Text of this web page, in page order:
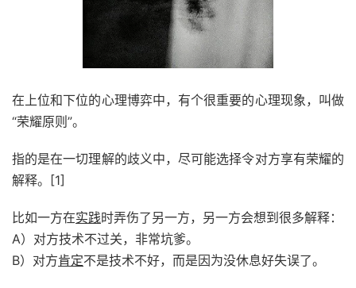
在上位和下位的心理博弈中，有个很重要的心理现象，叫做
“荣耀原则”。
指的是在一切理解的歧义中，尽可能选择令对方享有荣耀的
解释。[1]
比如一方在实践时弄伤了另一方，另一方会想到很多解释：
A）对方技术不过关，非常坑爹。
B）对方肯定不是技术不好，而是因为没休息好失误了。